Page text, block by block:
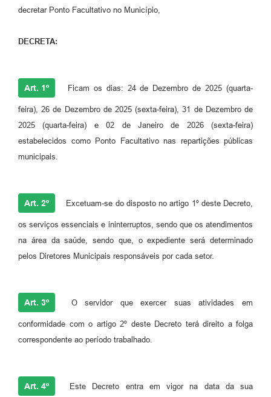
decretar Ponto Facultativo no Município,
DECRETA:
Art. 1º Ficam os dias: 24 de Dezembro de 2025 (quarta-
feira), 26 de Dezembro de 2025 (sexta-feira), 31 de Dezembro de
2025 (quarta-feira) e 02 de Janeiro de 2026 (sexta-feira)
estabelecidos como Ponto Facultativo nas repartições públicas
municipais.
Art. 2º Excetuam-se do disposto no artigo 1º deste Decreto,
os serviços essenciais e ininterruptos, sendo que os atendimentos
na área da saúde, sendo que, o expediente será determinado
pelos Diretores Municipais responsáveis por cada setor.
Art. 3º O servidor que exercer suas atividades em
conformidade com o artigo 2º deste Decreto terá direito a folga
correspondente ao período trabalhado.
Art. 4º Este Decreto entra em vigor na data da sua